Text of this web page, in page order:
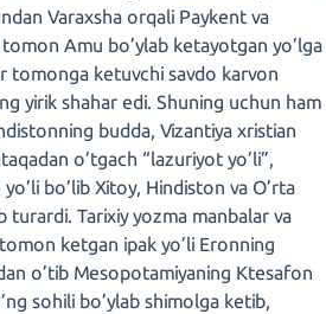
Varaxsha orqali Paykent va
Amu bo’ylab ketayotgan yo’lga
tomonga ketuvchi savdo karvon
yirik shahar edi. Shuning uchun ham
budda, Vizantiya xristian
o’tgach “lazuriyot yo’li”,
bo’lib Xitoy, Hindiston va O’rta
turardi. Tarixiy yozma manbalar va
ketgan ipak yo’li Eronning
o’tib Mesopotamiyaning Ktesafon
sohili bo’ylab shimolga ketib,